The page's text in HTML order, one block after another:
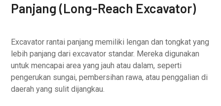
Panjang (Long-Reach Excavator)
Excavator rantai panjang memiliki lengan dan tongkat yang
lebih panjang dari excavator standar. Mereka digunakan
untuk mencapai area yang jauh atau dalam, seperti
pengerukan sungai, pembersihan rawa, atau penggalian di
daerah yang sulit dijangkau.